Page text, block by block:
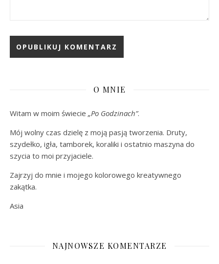
O MNIE
Witam w moim świecie „Po Godzinach”.
Mój wolny czas dzielę z moją pasją tworzenia. Druty,
szydełko, igła, tamborek, koraliki i ostatnio maszyna do
szycia to moi przyjaciele.
Zajrzyj do mnie i mojego kolorowego kreatywnego
zakątka.
Asia
NAJNOWSZE KOMENTARZE